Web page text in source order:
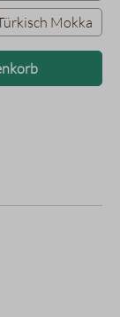
Mokka
den